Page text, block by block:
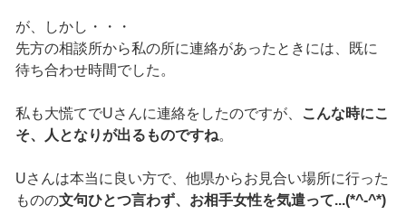
が、しかし・・・
先方の相談所から私の所に連絡があったときには、既に
待ち合わせ時間でした。
私も大慌てでUさんに連絡をしたのですが、
こんな時にこ
そ、人となりが出るものですね。
Uさんは本当に良い方で、他県からお見合い場所に行った
ものの文句ひとつ言わず、お相手女性を気遣って...(*^-^*)